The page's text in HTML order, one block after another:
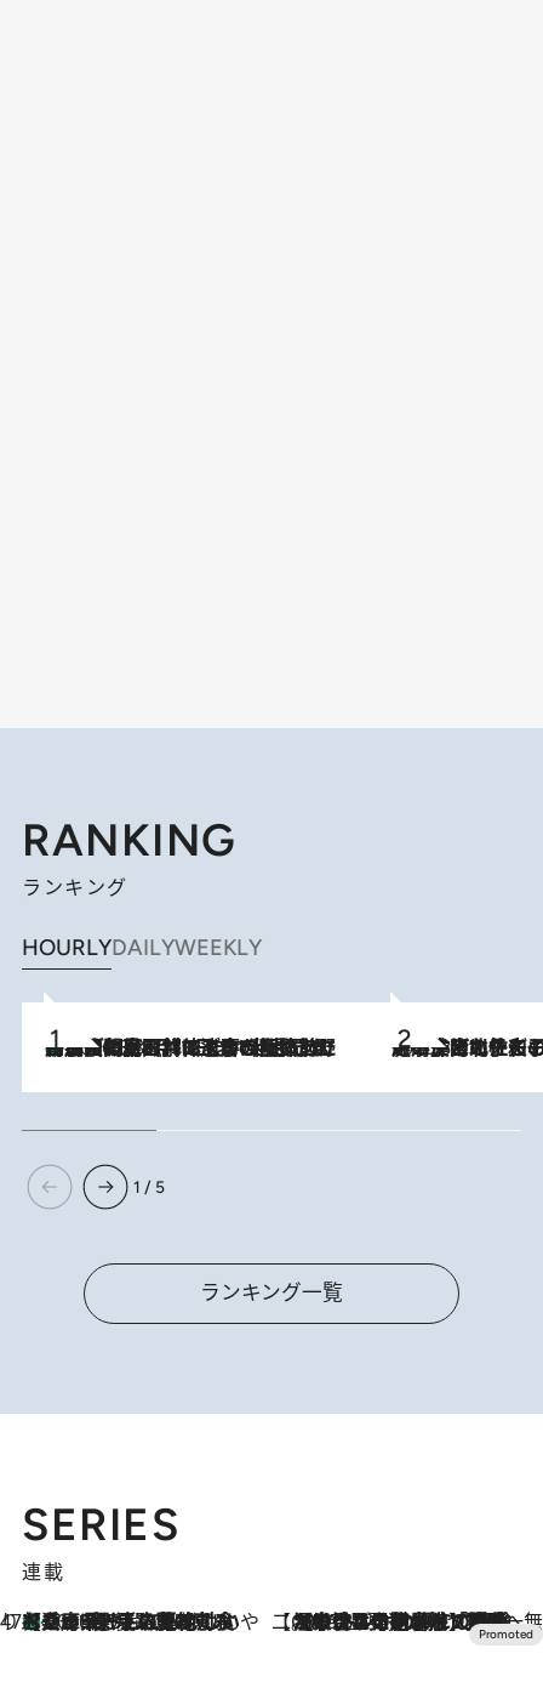
RANKING
ランキング
HOURLYDAILYWEEKLY
2026.8.8
「最後に見られてよかった」上野動物園の東園パンダ舎が解体前に特別公開。8月16日まで延長されたパネル展と共に辿る“半世紀”のパンダ飼育《解体工事の図面あり》 2026.8.3
《「文士の子ども被害者の会」発足！》阿川佐和子（72）が語る遠藤周作に北杜夫、劇作家・矢代静一の子どもたちの“文豪プライベート事件簿”
1 / 5
ランキング一覧
SERIES
連載
47都道府県の手みやげ ひんやりスイーツで夏を満喫
2026.8.8
【兵庫県】この夏絶対食べたい 冷やしておいしいおやつ3選 淡路島の恵みをジェラートに集約 【CREA×星野リゾート】唯一無二。癒しと発見が待つ場所へ
2026.8.7
【トンボの足水浴】ヒノキの香りに包まれて涼感マックス！約13℃の湧水かけ流しを避暑地「星野温泉 トンボの湯」で体験